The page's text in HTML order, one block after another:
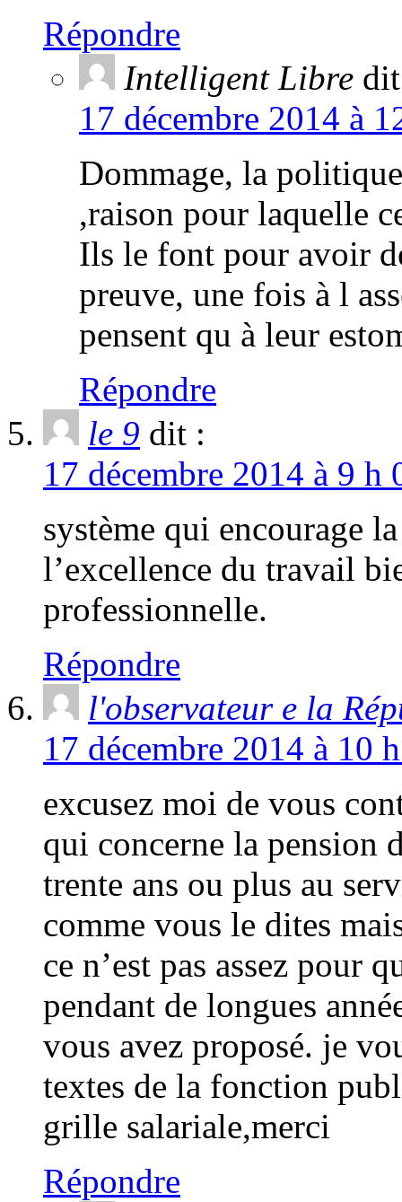
Répondre
Intelligent Libre
17 décembre 2014 à
Dommage, la
,raison pour laquelle
Ils le font pour avoir
preuve, une fois à l
pensent qu à leur
Répondre
le 9 dit :
17 décembre 2014 à 9
système qui encourage
l’excellence du travail
professionnelle.
Répondre
l'observateur e la
17 décembre 2014 à 10
excusez moi de vous
qui concerne la pension
trente ans ou plus au
comme vous le dites
ce n’est pas assez pour
pendant de longues
vous avez proposé. je
textes de la fonction
grille salariale,merci
Répondre